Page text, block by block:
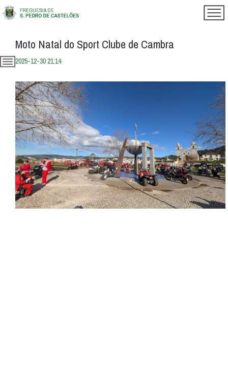
Moto Natal do Sport Clube de Cambra
2025-12-30 21:14